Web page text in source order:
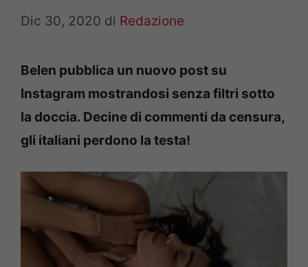
Dic 30, 2020 di Redazione
Belen pubblica un nuovo post su
Instagram mostrandosi senza filtri sotto
la doccia. Decine di commenti da censura,
gli italiani perdono la testa!